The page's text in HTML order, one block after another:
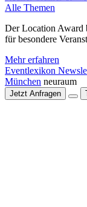
Alle Themen
Der Location Award
für besondere
Mehr erfahren
Eventlexikon
München neuraum
Jetzt Anfragen